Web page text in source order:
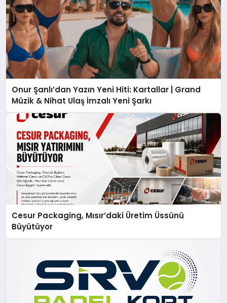
Onur Şanlı’dan Yazın Yeni Hiti: Kartallar | Grand
Müzik & Nihat Ulaş İmzalı Yeni Şarkı
Cesur Packaging, Mısır’daki Üretim Üssünü
Büyütüyor